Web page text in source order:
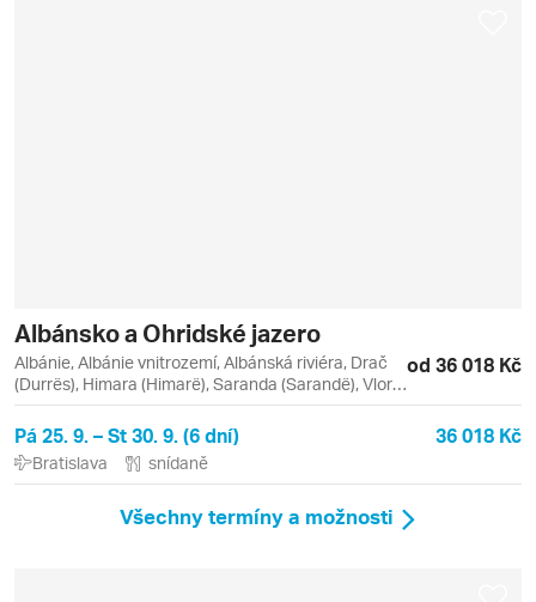
Albánsko a Ohridské jazero
Albánie, Albánie vnitrozemí, Albánská riviéra, Drač
(Durrës), Himara (Himarë), Saranda (Sarandë), Vlora
(Vlorë), Berat, Butrint, Drač, Himara, Ksamil,
Saranda, Vlora
od 36 018 Kč
Pá 25. 9. – St 30. 9. (6 dní) 36 018 Kč
Bratislava snídaně
Všechny termíny a možnosti